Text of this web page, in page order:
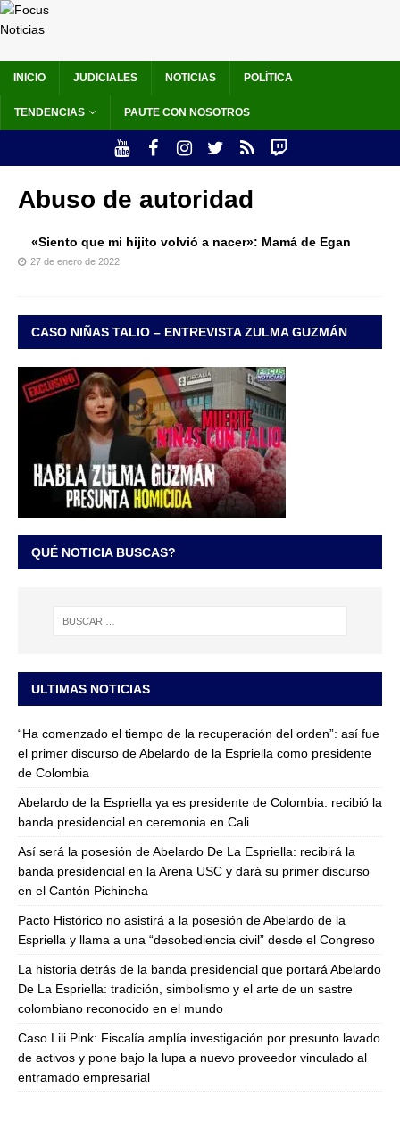
INICIO JUDICIALES NOTICIAS POLÍTICA
TENDENCIAS PAUTE CON NOSOTROS
Abuso de autoridad
«Siento que mi hijito volvió a nacer»: Mamá de Egan
27 de enero de 2022
CASO NIÑAS TALIO – ENTREVISTA ZULMA GUZMÁN
QUÉ NOTICIA BUSCAS?
ULTIMAS NOTICIAS
“Ha comenzado el tiempo de la recuperación del orden”: así fue
el primer discurso de Abelardo de la Espriella como presidente
de Colombia
Abelardo de la Espriella ya es presidente de Colombia: recibió la
banda presidencial en ceremonia en Cali
Así será la posesión de Abelardo De La Espriella: recibirá la
banda presidencial en la Arena USC y dará su primer discurso
en el Cantón Pichincha
Pacto Histórico no asistirá a la posesión de Abelardo de la
Espriella y llama a una “desobediencia civil” desde el Congreso
La historia detrás de la banda presidencial que portará Abelardo
De La Espriella: tradición, simbolismo y el arte de un sastre
colombiano reconocido en el mundo
Caso Lili Pink: Fiscalía amplía investigación por presunto lavado
de activos y pone bajo la lupa a nuevo proveedor vinculado al
entramado empresarial